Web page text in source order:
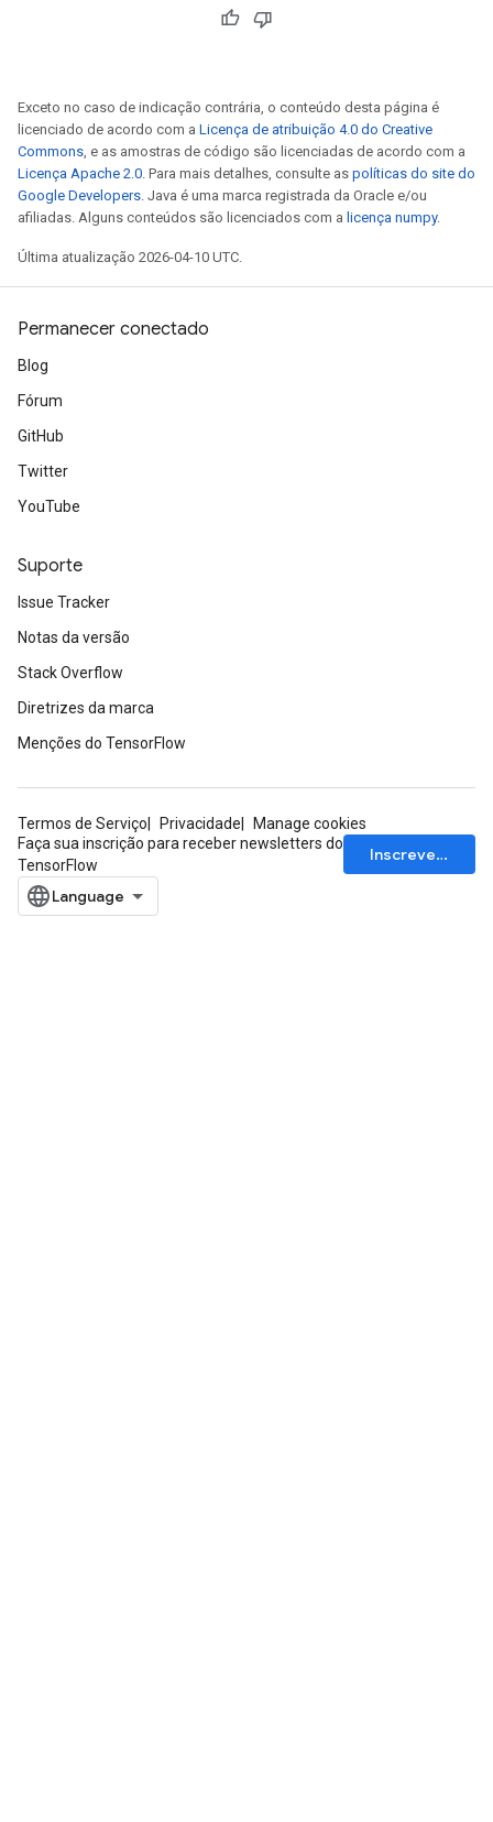
Exceto no caso de indicação contrária, o conteúdo desta página é
licenciado de acordo com a Licença de atribuição 4.0 do Creative
Commons, e as amostras de código são licenciadas de acordo com a
Licença Apache 2.0. Para mais detalhes, consulte as políticas do site do
Google Developers. Java é uma marca registrada da Oracle e/ou
afiliadas. Alguns conteúdos são licenciados com a licença numpy.
Última atualização 2026-04-10 UTC.
Permanecer conectado
Blog
Fórum
GitHub
Twitter
YouTube
Suporte
Issue Tracker
Notas da versão
Stack Overflow
Diretrizes da marca
Menções do TensorFlow
Termos de Serviço Privacidade
Manage cookies
Faça sua inscrição para receber newsletters do
TensorFlow
Inscrever-se